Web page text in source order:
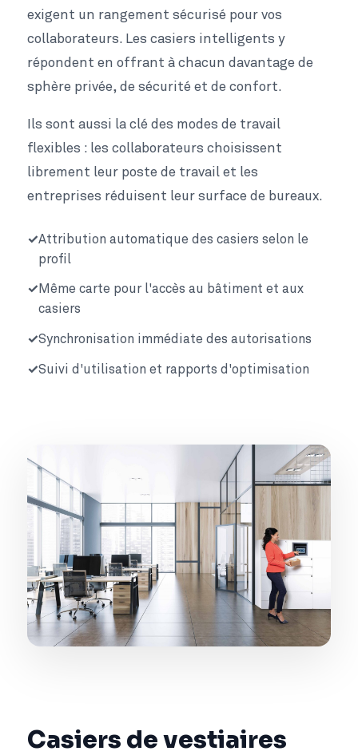
exigent un rangement sécurisé pour vos
collaborateurs. Les casiers intelligents y
répondent en offrant à chacun davantage de
sphère privée, de sécurité et de confort.
Ils sont aussi la clé des modes de travail
flexibles : les collaborateurs choisissent
librement leur poste de travail et les
entreprises réduisent leur surface de bureaux.
Attribution automatique des casiers selon le
profil
Même carte pour l'accès au bâtiment et aux
casiers
Synchronisation immédiate des autorisations
Suivi d'utilisation et rapports d'optimisation
Casiers de vestiaires